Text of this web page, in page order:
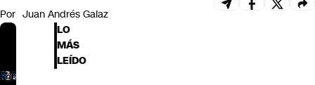
Por Juan Andrés Galaz
LO
MÁS
LEÍDO